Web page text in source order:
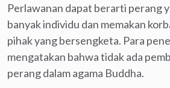
Perlawanan dapat berarti perang
banyak individu dan memakan
pihak yang bersengketa. Para
mengatakan bahwa tidak ada
perang dalam agama Buddha.